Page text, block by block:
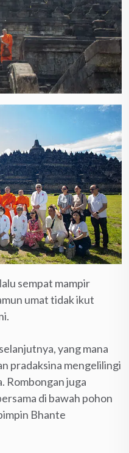
sempat mampir
umat tidak ikut
yang mana
pradaksina mengelilingi
Rombongan juga
di bawah pohon
Bhante